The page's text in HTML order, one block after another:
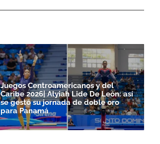
Juegos Centroamericanos y del
Caribe 2026| Alyiah Lide De León: así
se gestó su jornada de doble oro
para Panamá